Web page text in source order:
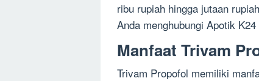
ribu rupiah hingga jutaan
Anda menghubungi Apotik
Manfaat Trivam
Trivam Propofol memiliki